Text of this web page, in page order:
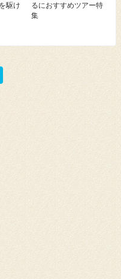
駆け
るにおすすめツアー特
集